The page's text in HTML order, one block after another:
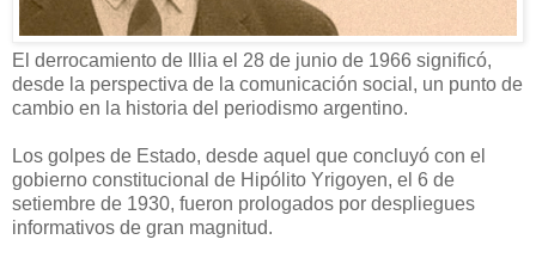
El derrocamiento de Illia el 28 de junio de 1966 significó,
desde la perspectiva de la comunicación social, un punto de
cambio en la historia del periodismo argentino.
Los golpes de Estado, desde aquel que concluyó con el
gobierno constitucional de Hipólito Yrigoyen, el 6 de
setiembre de 1930, fueron prologados por despliegues
informativos de gran magnitud.